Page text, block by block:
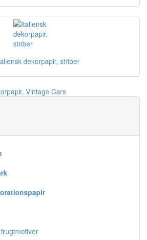
dekorpapir, striber
Vintage Cars